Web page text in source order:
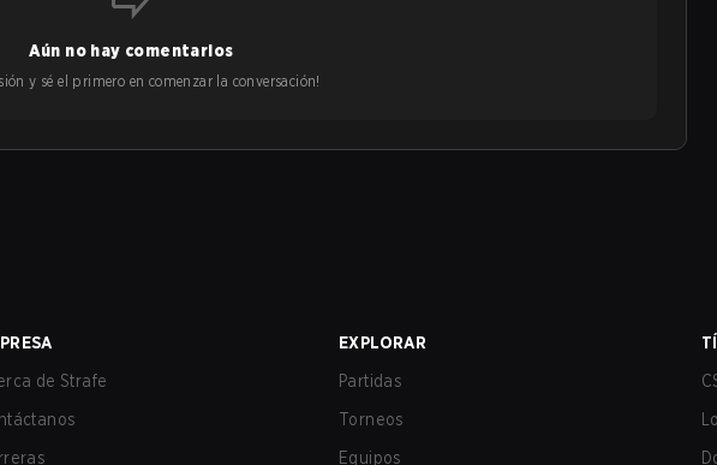
Aún no hay comentarios
y sé el primero en comenzar la conversación!
de Strafe
EXPLORAR
Partidas
Torneos
Equipos